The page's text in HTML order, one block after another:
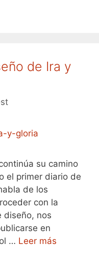
de Ira y
su camino
el primer diario de
de los
con la
diseño, nos
en
… Leer más